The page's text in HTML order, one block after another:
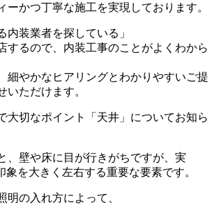
ーかつ丁寧な施工を実現しております。
内装業者を探している」
するので、内装工事のことがよくわから
細やかなヒアリングとわかりやすいご提
いただけます。
大切なポイント「天井」についてお知ら
、壁や床に目が行きがちですが、実
象を大きく左右する重要な要素です。
明の入れ方によって、